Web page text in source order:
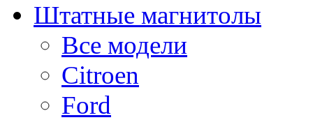
Штатные магнитолы
Все модели
Citroen
Ford